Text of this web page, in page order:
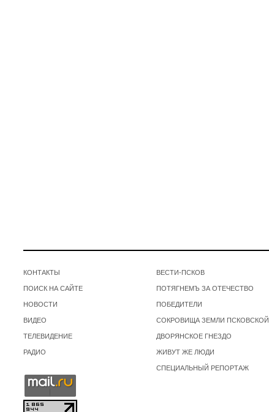
КОНТАКТЫ
ПОИСК НА САЙТЕ
НОВОСТИ
ВИДЕО
ТЕЛЕВИДЕНИЕ
РАДИО
ВЕСТИ-ПСКОВ
ПОТЯГНЕМЪ ЗА ОТЕЧЕСТВО
ПОБЕДИТЕЛИ
СОКРОВИЩА ЗЕМЛИ ПСКОВСКОЙ
ДВОРЯНСКОЕ ГНЕЗДО
ЖИВУТ ЖЕ ЛЮДИ
СПЕЦИАЛЬНЫЙ РЕПОРТАЖ